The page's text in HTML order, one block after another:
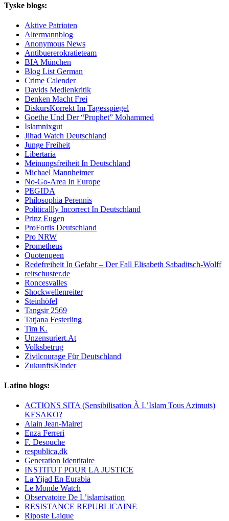
Tyske blogs:
Aktive Patrioten
Altermannblog
Anonymous News
Antibuererokratieteam
BIA München
Blog List German
Crime Calender
Davids Medienkritik
Denken Macht Frei
DiskursKorrekt Im Tagesspiegel
Goethe Und Der “Prophet” Mohammed
Islamnixgut
Jihad Watch Deutschland
Junge Freiheit
Libertaria
Meinungsfreiheit In Deutschland
Michael Mannheimer
No-Go-Area In Europe
PEGIDA
Philosophia Perennis
Politicallly Incorrect In Deutschland
Prinz Eugen
ProFortis Deutschland
Pro NRW
Prometheus
Quotenqeen
Redefreiheit In Gefahr – Der Fall Elisabeth Sabaditsch-Wolff
reitschuster.de
Roncesvalles
Shockwellenreiter
Steinhöfel
Tangsir 2569
Tatjana Festerling
Tim K.
Unzensuriert.At
Volksbetrug
Zivilcourage Für Deutschland
ZukunftsKinder
Latino blogs:
ACTIONS SITA (Sensibilisation À L’Islam Tous Azimuts)
KESAKO?
Alain Jean-Mairet
Enza Ferreri
F. Desouche
respublica,dk
Generation Identitaire
INSTITUT POUR LA JUSTICE
La Yijad En Eurabia
Le Monde Watch
Observatoire De L’islamisation
RESISTANCE REPUBLICAINE
Riposte Laique